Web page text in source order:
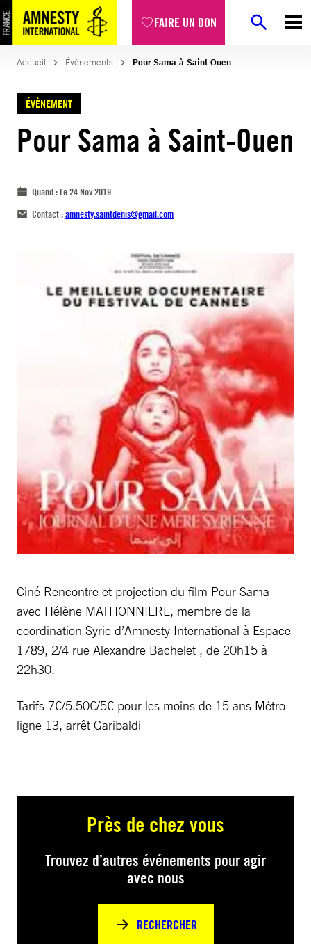
FAIRE UN DON
Accueil Évènements Pour Sama à Saint-Ouen
ÉVÈNEMENT
Pour Sama à Saint-Ouen
Quand :Le 24 Nov 2019
Contact :amnesty.saintdenis@gmail.com
Ciné Rencontre et projection du film Pour Sama
avec Hélène MATHONNIERE, membre de la
coordination Syrie d’Amnesty International à Espace
1789, 2/4 rue Alexandre Bachelet , de 20h15 à
22h30.
Tarifs 7€/5.50€/5€ pour les moins de 15 ans Métro
ligne 13, arrêt Garibaldi
Près de chez vous
Trouvez d’autres événements pour agir
avec nous
RECHERCHER